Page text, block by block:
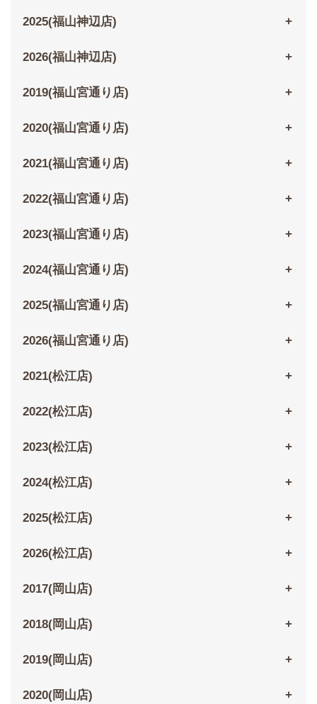
2025(福山神辺店)
2026(福山神辺店)
2019(福山宮通り店)
2020(福山宮通り店)
2021(福山宮通り店)
2022(福山宮通り店)
2023(福山宮通り店)
2024(福山宮通り店)
2025(福山宮通り店)
2026(福山宮通り店)
2021(松江店)
2022(松江店)
2023(松江店)
2024(松江店)
2025(松江店)
2026(松江店)
2017(岡山店)
2018(岡山店)
2019(岡山店)
2020(岡山店)